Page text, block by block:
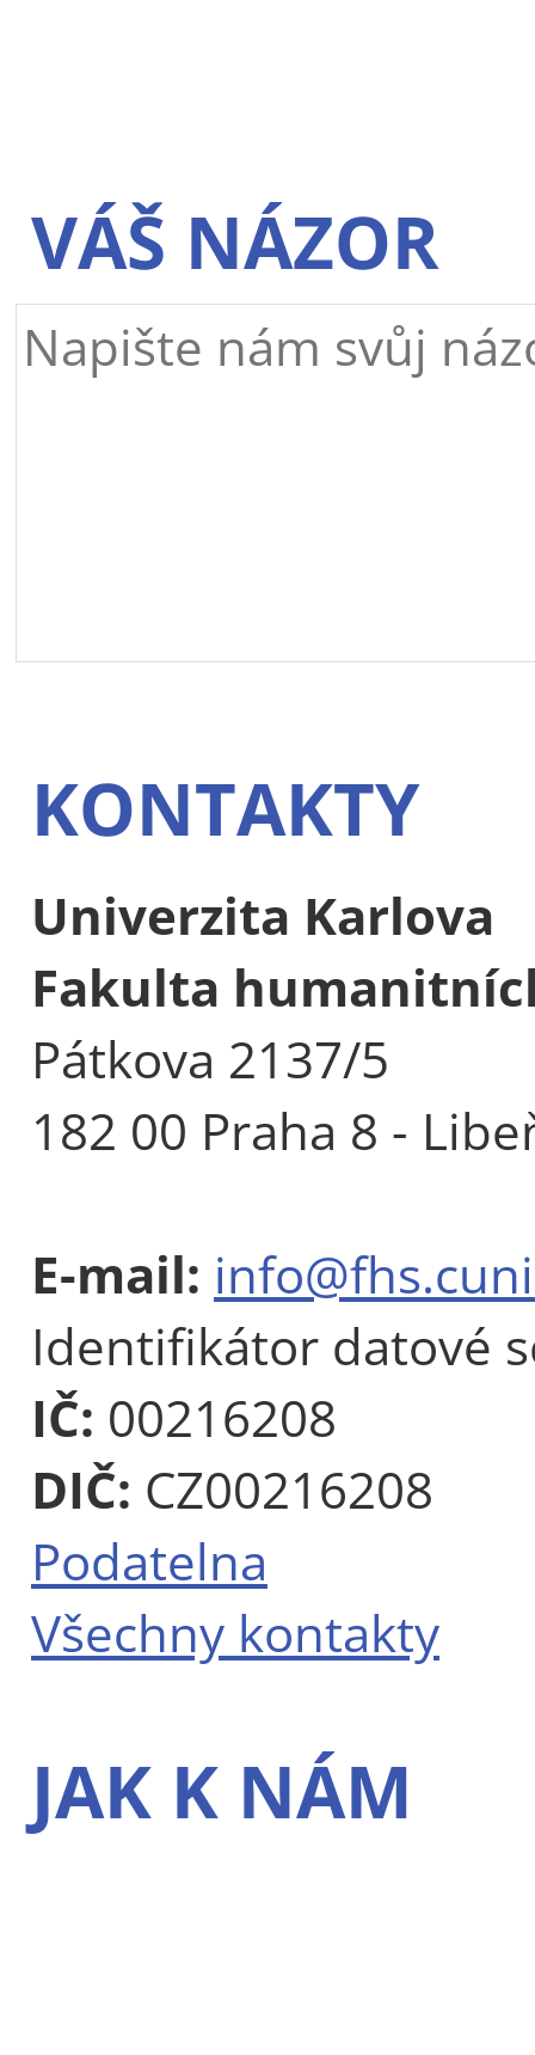
VÁŠ NÁZOR
KONTAKTY
Univerzita Karlova
Fakulta
Pátkova 2137/5
182 00 Praha 8 -
E-mail:
Identifikátor datové
IČ: 00216208
DIČ: CZ00216208
Podatelna
Všechny kontakty
JAK K NÁM